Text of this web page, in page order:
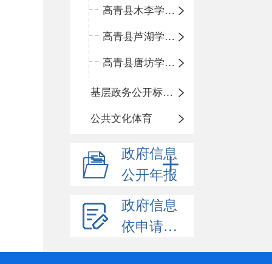
高青县木李学区中心小学
高青县芦湖学区中心小学
高青县唐坊学区中心小学
基层政务公开标准化规范化
公共文化体育
政府信息
公开年报
政府信息
依申请公开